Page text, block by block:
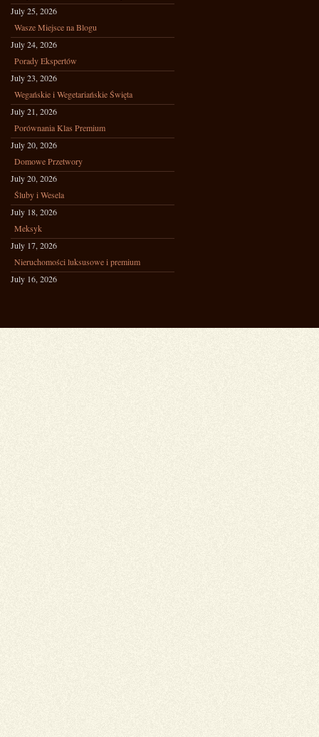
July 25, 2026
Wasze Miejsce na Blogu
July 24, 2026
Porady Ekspertów
July 23, 2026
Wegańskie i Wegetariańskie Święta
July 21, 2026
Porównania Klas Premium
July 20, 2026
Domowe Przetwory
July 20, 2026
Śluby i Wesela
July 18, 2026
Meksyk
July 17, 2026
Nieruchomości luksusowe i premium
July 16, 2026